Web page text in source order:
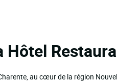
au cœur de la région